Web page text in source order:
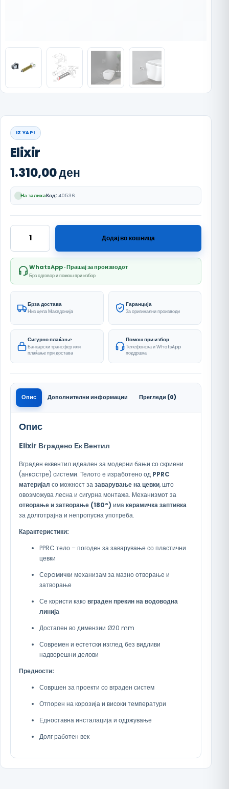
IZ YAPI
Elixir
1.310,00ден
На залихаКод: 40536
Elixir количина
Додај во кошница
WhatsApp · Прашај за производот
Брз одговор и помош при избор
Брза достава
Низ цела Македонија
Гаранција
За оригинални производи
Сигурно плаќање
Банкарски трансфер или
плаќање при достава
Помош при избор
Телефонска и WhatsApp
поддршка
Опис Дополнителни информации Прегледи (0)
Опис
Elixir Вградено Ек Вентил
Вграден еквентил идеален за модерни бањи со скриени
(анкaстре) системи. Телото е изработено од PPRC
материјал со можност зазаварување на цевки, што
овозможува лесна и сигурна монтажа. Механизмот за
отворање и затворање (180°) имакерамичка заптивка
за долготрајна и непропусна употреба.
Карактеристики:
PPRC тело – погоден за заварување со пластични
цевки
Серaмички механизам за мазно отворање и
затворање
Се користи каковграден прекин на водоводна
линија
Достапен во димензии Ø20 mm
Современ и естетски изглед, без видливи
надворешни делови
Предности:
Совршен за проекти со вграден систем
Отпорен на корозија и високи температури
Едноставна инсталација и одржување
Долг работен век